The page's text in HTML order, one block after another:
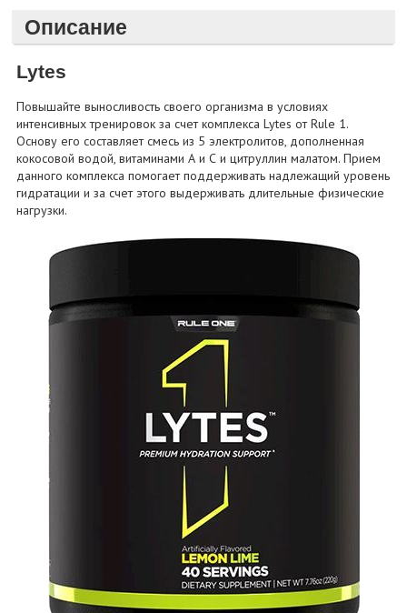
Описание
Lytes
Повышайте выносливость своего организма в условиях
интенсивных тренировок за счет комплекса Lytes от Rule 1.
Основу его составляет смесь из 5 электролитов, дополненная
кокосовой водой, витаминами А и С и цитруллин малатом. Прием
данного комплекса помогает поддерживать надлежащий уровень
гидратации и за счет этого выдерживать длительные физические
нагрузки.